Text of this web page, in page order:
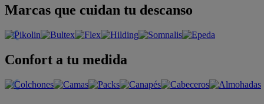
Marcas que cuidan tu descanso
Confort a tu medida